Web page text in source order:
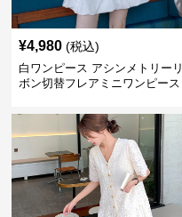
¥4,980 (税込)
白ワンピース アシンメトリーリ
ボン切替フレアミニワンピース